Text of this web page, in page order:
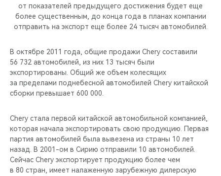
СЕДАНЫ
НОВИНКИ
ПОДДЕРЖКА
CHERY В СОЦСЕТЯХ
БЛАГОТВОРИТЕЛЬНОСТЬ
CHERY REMOTE
НАШИ МЕРОПРИЯТИЯ
ВИДЕООБЗОРЫ
от показателей предыдущего достижения будет еще
более существенным, до конца года в планах компании
отправить на экспорт еще более 24 тысяч автомобилей.
В октябре 2011 года, общие продажи Chery составили
56 732 автомобилей, из них 13 тысяч были
экспортированы. Общий же объем колесящих
за пределами поднебесной автомобилей Chery китайской
сборки превышает 600 000.
Chery стала первой китайской автомобильной компанией,
которая начала экспортировать свою продукцию. Первая
партия автомобилей была вывезена из страны 10 лет
назад. В 2001-ом в Сирию отправили 10 автомобилей.
Сейчас Chery экспортирует продукцию более чем
в 80 стран, имеет налаженную зарубежную дилерскую